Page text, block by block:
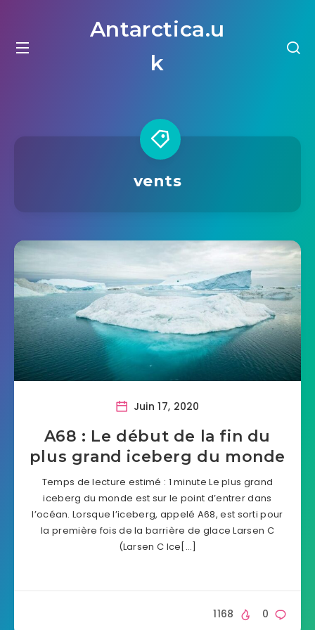
Antarctica.u
k
vents
Juin 17, 2020
A68 : Le début de la fin du
plus grand iceberg du monde
Temps de lecture estimé : 1 minute Le plus grand
iceberg du monde est sur le point d’entrer dans
l’océan. Lorsque l’iceberg, appelé A68, est sorti pour
la première fois de la barrière de glace Larsen C
(Larsen C Ice[…]
0
1168